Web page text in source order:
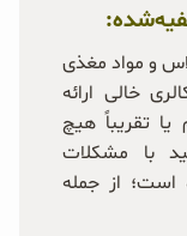
و مواد مغذی
خالی ارائه
تقریباً هیچ
با مشکلات
است؛ از جمله